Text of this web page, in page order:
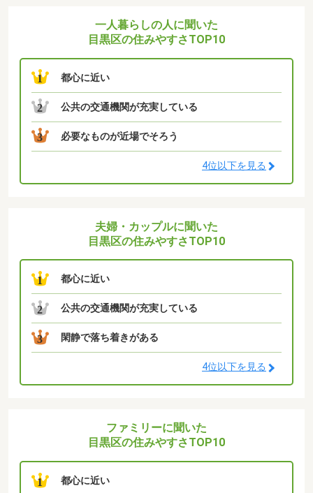
一人暮らしの人に聞いた
目黒区の住みやすさTOP10
1 都心に近い
2 公共の交通機関が充実している
3 必要なものが近場でそろう
4位以下を見る
夫婦・カップルに聞いた
目黒区の住みやすさTOP10
1 都心に近い
2 公共の交通機関が充実している
3 閑静で落ち着きがある
4位以下を見る
ファミリーに聞いた
目黒区の住みやすさTOP10
1 都心に近い